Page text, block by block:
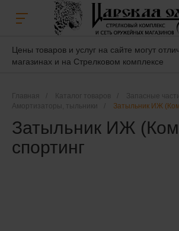
Цены товаров и услуг на сайте могут
магазинах и на Стрелковом комплексе
Главная Каталог товаров Запасные части
Амортизаторы, тыльники
Затыльник ИЖ
Затыльник ИЖ
спортинг